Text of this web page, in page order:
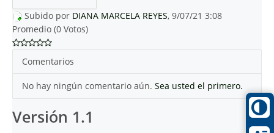
Subido por DIANA MARCELA REYES, 9/07/21 3:08
Promedio (0 Votos)
Comentarios
No hay ningún comentario aún. Sea usted el primero.
Versión 1.1